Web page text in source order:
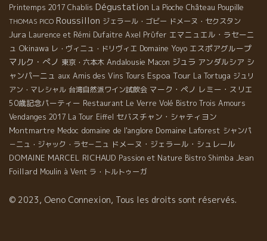
Printemps 2017 Chablis Dégustation La Pioche Château Poupille
THOMAS PICO Roussillon ジェラール・ゴビー ドメーヌ・セクスタン
Jura Laurence et Rémi Dufaitre Axel Prϋfer エマニュエル・ラセーニ
ュ Okinawa レ・ヴィニュ・ドリヴィエ Domaine Yoyo エスポアグループ
マルク・ぺノ 東京・六本木 Andalousie Macon ジュラ アンダルシア シ
ャンパーニュ aux Amis des Vins Tours Espoa Tour La Tortuga ジュリ
アン・マレシャル 台湾自然派ワイン試飲会 マーク・ペノ レミー・スリエ
50歳記念パーティー Restaurant Le Verre Volé Bistro Trois Amours
Vendanges 2017 La Tour Eiffel セバスチャン・シャティヨン
Montmartre Medoc domaine de l'anglore Domaine Laforest シャンパ
－ニュ・ジャック・ラセ－ニュ ドメーヌ・ジェラール・シュレール
DOMAINE MARCEL RICHAUD Passion et Nature Bistro Shimba Jean
Foillard Moulin à Vent ラ・トルトゥーガ
© 2023, Oeno Connexion, Tous les droits sont réservés.